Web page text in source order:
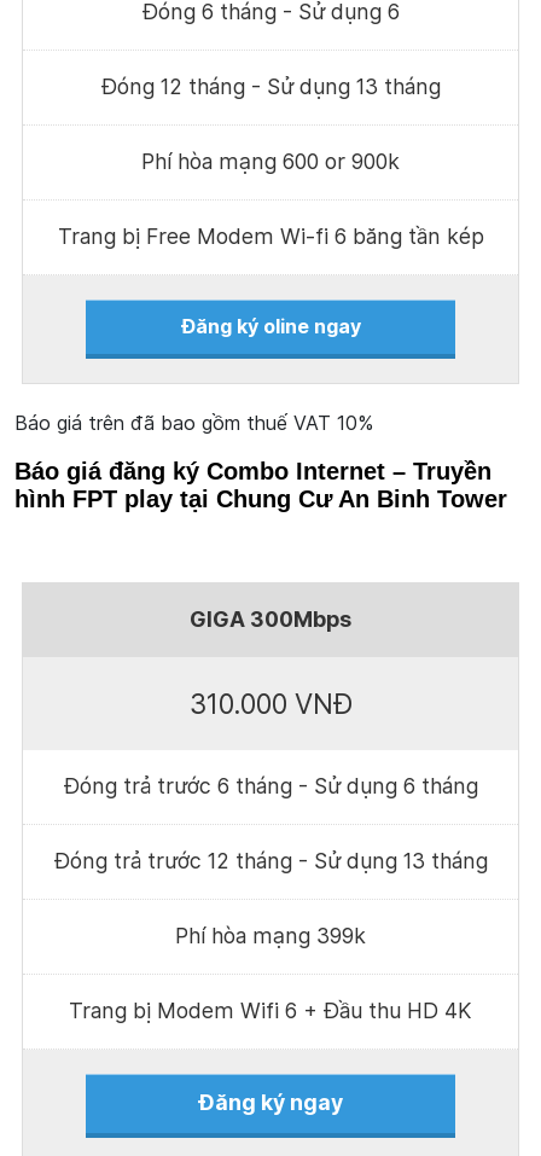
Đóng 6 tháng - Sử dụng 6
Đóng 12 tháng - Sử dụng 13 tháng
Phí hòa mạng 600 or 900k
Trang bị Free Modem Wi-fi 6 băng tần kép
Đăng ký oline ngay
Báo giá trên đã bao gồm thuế VAT 10%
Báo giá đăng ký Combo Internet – Truyền
hình FPT play tại Chung Cư An Binh Tower
GIGA 300Mbps
310.000 VNĐ
Đóng trả trước 6 tháng - Sử dụng 6 tháng
Đóng trả trước 12 tháng - Sử dụng 13 tháng
Phí hòa mạng 399k
Trang bị Modem Wifi 6 + Đầu thu HD 4K
Đăng ký ngay